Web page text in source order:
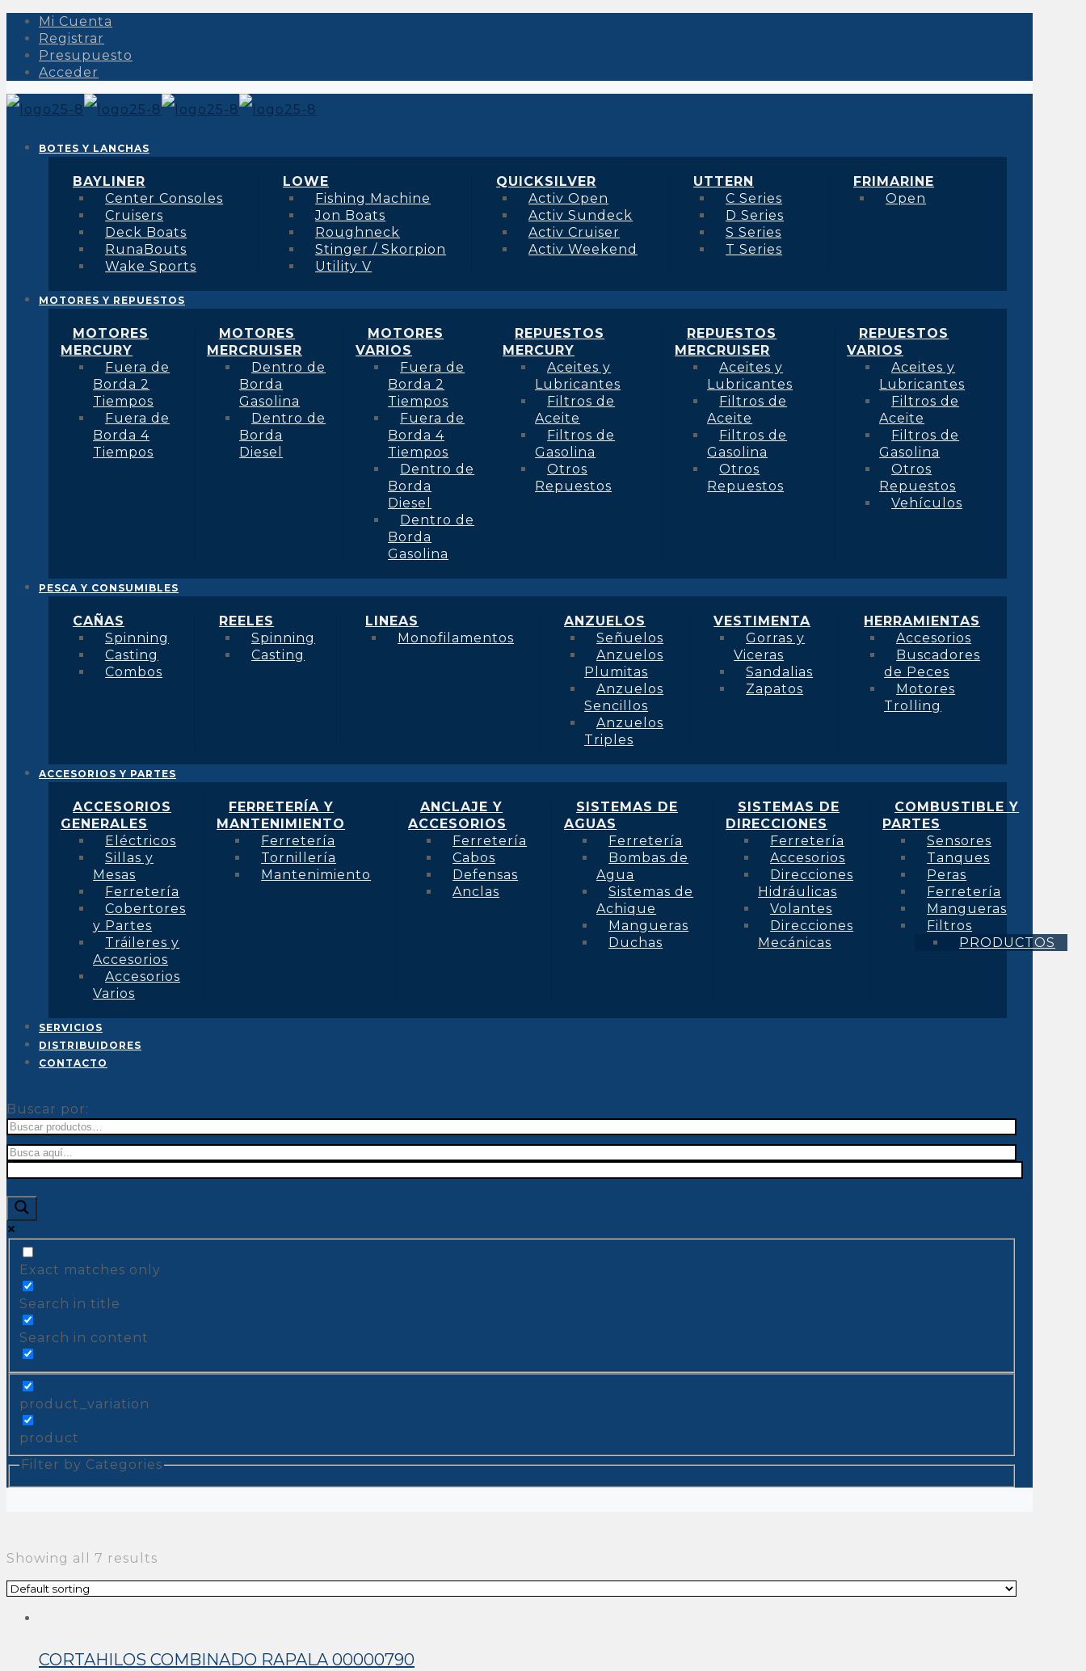
Mi Cuenta
Registrar
Presupuesto
Acceder
BOTES Y LANCHAS
BAYLINER
Center Consoles
Cruisers
Deck Boats
RunaBouts
Wake Sports
LOWE
Fishing Machine
Jon Boats
Roughneck
Stinger / Skorpion
Utility V
QUICKSILVER
Activ Open
Activ Sundeck
Activ Cruiser
Activ Weekend
UTTERN
C Series
D Series
S Series
T Series
FRIMARINE
Open
MOTORES Y REPUESTOS
MOTORES
MERCURY
Fuera de
Borda 2
Tiempos
Fuera de
Borda 4
Tiempos
MOTORES
MERCRUISER
Dentro de
Borda
Gasolina
Dentro de
Borda
Diesel
MOTORES
VARIOS
Fuera de
Borda 2
Tiempos
Fuera de
Borda 4
Tiempos
Dentro de
Borda
Diesel
Dentro de
Borda
Gasolina
REPUESTOS
MERCURY
Aceites y
Lubricantes
Filtros de
Aceite
Filtros de
Gasolina
Otros
Repuestos
REPUESTOS
MERCRUISER
Aceites y
Lubricantes
Filtros de
Aceite
Filtros de
Gasolina
Otros
Repuestos
REPUESTOS
VARIOS
Aceites y
Lubricantes
Filtros de
Aceite
Filtros de
Gasolina
Otros
Repuestos
Vehículos
PESCA Y CONSUMIBLES
CAÑAS
Spinning
Casting
Combos
REELES
Spinning
Casting
LINEAS
Monofilamentos
ANZUELOS
Señuelos
Anzuelos
Plumitas
Anzuelos
Sencillos
Anzuelos
Triples
VESTIMENTA
Gorras y
Viceras
Sandalias
Zapatos
HERRAMIENTAS
Accesorios
Buscadores
de Peces
Motores
Trolling
ACCESORIOS Y PARTES
ACCESORIOS
GENERALES
Eléctricos
Sillas y
Mesas
Ferretería
Cobertores
y Partes
Tráileres y
Accesorios
Accesorios
Varios
FERRETERÍA Y
MANTENIMIENTO
Ferretería
Tornillería
Mantenimiento
ANCLAJE Y
ACCESORIOS
Ferretería
Cabos
Defensas
Anclas
SISTEMAS DE
AGUAS
Ferretería
Bombas de
Agua
Sistemas de
Achique
Mangueras
Duchas
SISTEMAS DE
DIRECCIONES
Ferretería
Accesorios
Direcciones
Hidráulicas
Volantes
Direcciones
Mecánicas
COMBUSTIBLE Y
PARTES
Sensores
Tanques
Peras
Ferretería
Mangueras
Filtros
PRODUCTOS
SERVICIOS
DISTRIBUIDORES
CONTACTO
Buscar por:
Exact matches only
Search in title
Search in content
product_variation
product
Filter by Categories
Showing all 7 results
CORTAHILOS COMBINADO RAPALA 00000790